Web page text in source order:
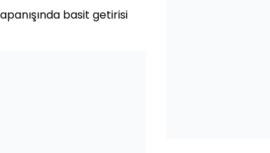
basit getirisi